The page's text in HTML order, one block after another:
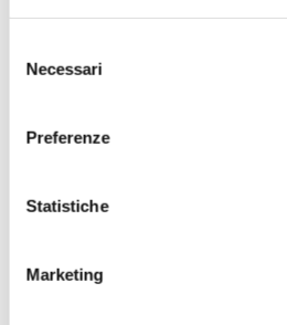
delNecessari
Preferenze
Statistiche
Marketing
- SWIFT DEL 25 E 26